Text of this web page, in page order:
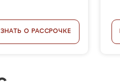
О РАССРОЧКЕ